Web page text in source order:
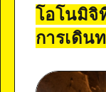
โอโนมิจิ
การเดิน